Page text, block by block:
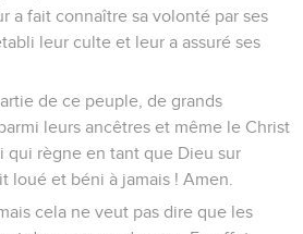
a fait connaître sa volonté par ses
leur culte et leur a assuré ses
de ce peuple, de grands
leurs ancêtres et même le Christ
qui règne en tant que Dieu sur
loué et béni à jamais ! Amen.
cela ne veut pas dire que les